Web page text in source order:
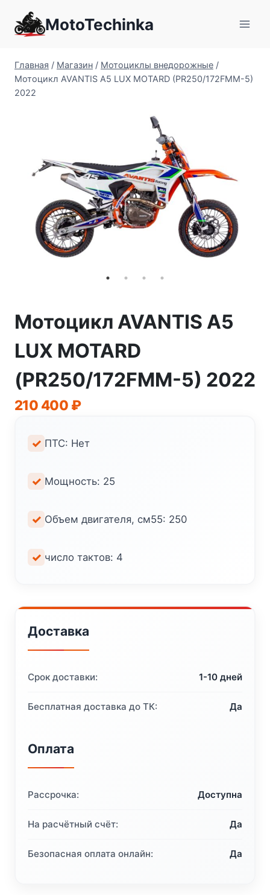
содержимому
MotoTechinka
Главная / Магазин / Мотоциклы внедорожные /
Мотоцикл AVANTIS A5 LUX MOTARD (PR250/172FMM-5)
2022
Мотоцикл AVANTIS A5
LUX MOTARD
(PR250/172FMM-5) 2022
210 400 ₽
ПТС: Нет
Мощность: 25
Объем двигателя, см55: 250
число тактов: 4
Доставка
Срок доставки: 1-10 дней
Бесплатная доставка до ТК: Да
Оплата
Рассрочка: Доступна
На расчётный счёт: Да
Безопасная оплата онлайн: Да